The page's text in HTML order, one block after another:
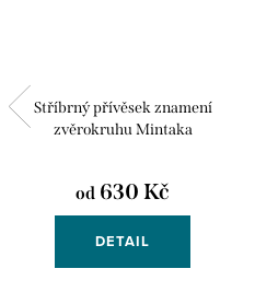
Stříbrný přívěsek znamení
zvěrokruhu Mintaka
od 630 Kč
DETAIL